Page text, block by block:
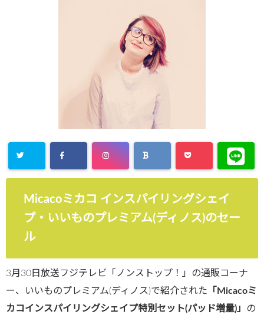
Micacoミカコ インスパイリングシェイ
プ・いいものプレミアム(ディノス)のセー
ル
3月30日放送フジテレビ「ノンストップ！」の通販コーナ
ー、いいものプレミアム(ディノス)で紹介された 「Micacoミ
カコインスパイリングシェイプ特別セット(パッド増量)」 の